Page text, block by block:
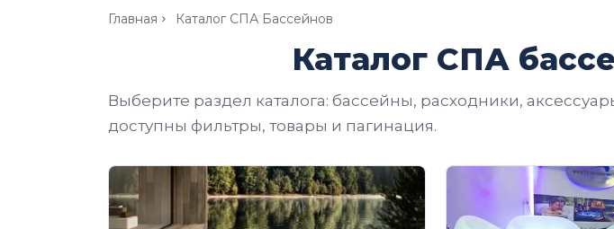
Главная Каталог СПА Бассейнов
Каталог СПА
Выберите раздел каталога: бассейны, расходники,
доступны фильтры, товары и пагинация.